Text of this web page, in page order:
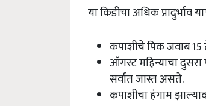
या किडीचा अधिक प्रादुर्भाव
कपाशीचे पिक जवाब
ऑगस्ट महिन्याचा
सर्वात जास्त असते.
कपाशीचा हंगाम